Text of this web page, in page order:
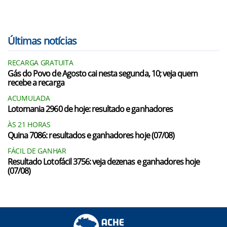
Últimas notícias
RECARGA GRATUITA
Gás do Povo de Agosto cai nesta segunda, 10; veja quem
recebe a recarga
ACUMULADA
Lotomania 2960 de hoje: resultado e ganhadores
ÀS 21 HORAS
Quina 7086: resultados e ganhadores hoje (07/08)
FÁCIL DE GANHAR
Resultado Lotofácil 3756: veja dezenas e ganhadores hoje
(07/08)